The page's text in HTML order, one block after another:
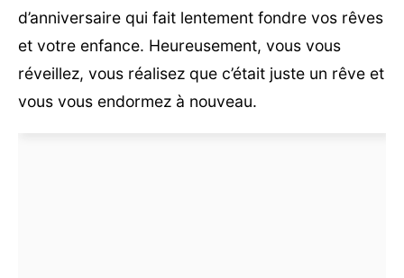
d’anniversaire qui fait lentement fondre vos rêves
et votre enfance. Heureusement, vous vous
réveillez, vous réalisez que c’était juste un rêve et
vous vous endormez à nouveau.